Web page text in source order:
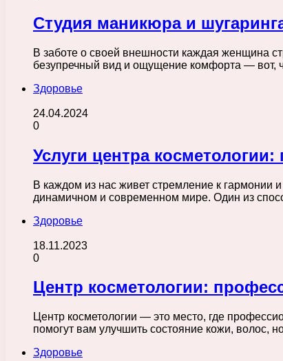
Студия маникюра и
В заботе о своей внешности каждая женщина
безупречный вид и ощущение комфорта — вот,
Здоровье
24.04.2024
0
Услуги центра
В каждом из нас живет стремление к
динамичном и современном мире. Один из
Здоровье
18.11.2023
0
Центр косметологии:
Центр косметологии — это место, где
помогут вам улучшить состояние кожи, волос,
Здоровье